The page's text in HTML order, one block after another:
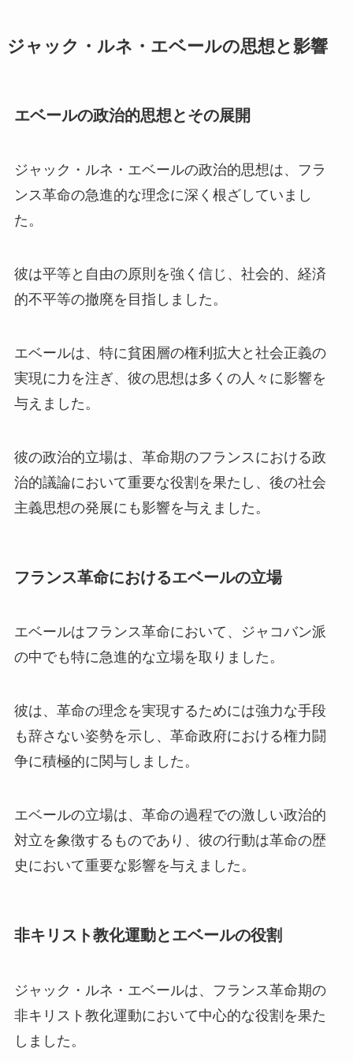
ジャック・ルネ・エベールの思想と影響
エベールの政治的思想とその展開
ジャック・ルネ・エベールの政治的思想は、フラ
ンス革命の急進的な理念に深く根ざしていまし
た。
彼は平等と自由の原則を強く信じ、社会的、経済
的不平等の撤廃を目指しました。
エベールは、特に貧困層の権利拡大と社会正義の
実現に力を注ぎ、彼の思想は多くの人々に影響を
与えました。
彼の政治的立場は、革命期のフランスにおける政
治的議論において重要な役割を果たし、後の社会
主義思想の発展にも影響を与えました。
フランス革命におけるエベールの立場
エベールはフランス革命において、ジャコバン派
の中でも特に急進的な立場を取りました。
彼は、革命の理念を実現するためには強力な手段
も辞さない姿勢を示し、革命政府における権力闘
争に積極的に関与しました。
エベールの立場は、革命の過程での激しい政治的
対立を象徴するものであり、彼の行動は革命の歴
史において重要な影響を与えました。
非キリスト教化運動とエベールの役割
ジャック・ルネ・エベールは、フランス革命期の
非キリスト教化運動において中心的な役割を果た
しました。